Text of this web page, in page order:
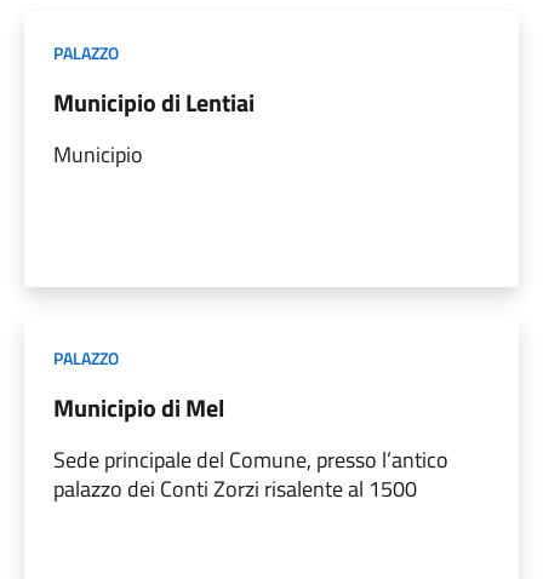
PALAZZO
Municipio di Lentiai
Municipio
PALAZZO
Municipio di Mel
Sede principale del Comune, presso l’antico
palazzo dei Conti Zorzi risalente al 1500